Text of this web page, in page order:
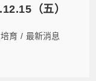
（五）
育 / 最新消息